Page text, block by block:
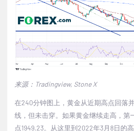
来源： Tradingview, Stone X
在240分钟图上，黄金从近期高点回落
线，但未击穿。如果黄金继续走高，第
点1949.23。从这里到2022年3月 8日的